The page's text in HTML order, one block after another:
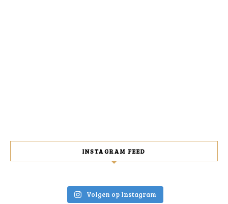
INSTAGRAM FEED
Volgen op Instagram